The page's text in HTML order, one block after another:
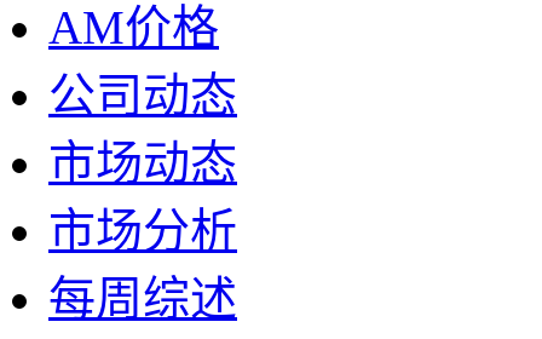
AM价格
公司动态
市场动态
市场分析
每周综述